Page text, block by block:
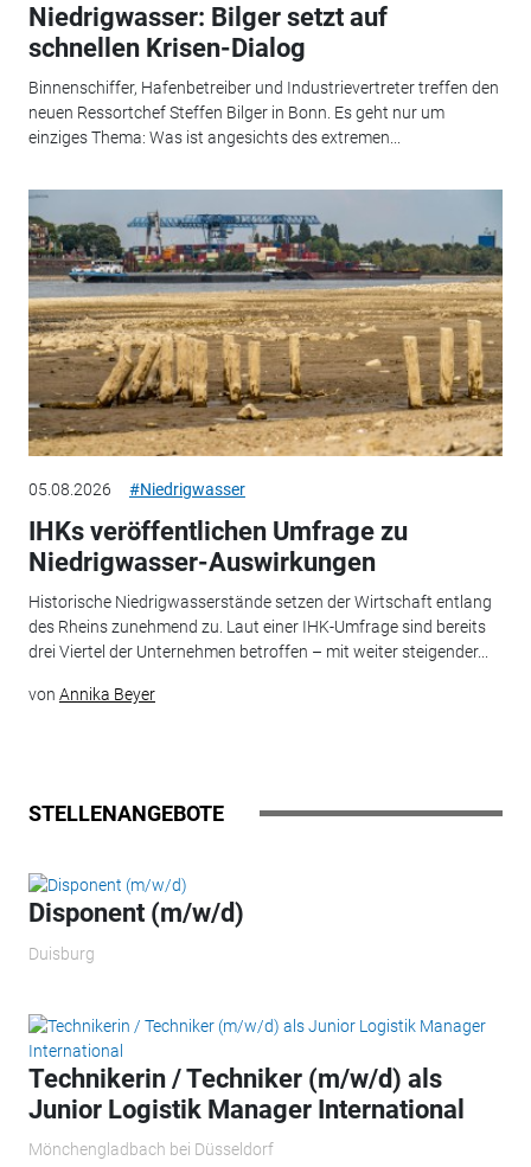
Niedrigwasser: Bilger setzt auf
schnellen Krisen-Dialog
Binnenschiffer, Hafenbetreiber und Industrievertreter treffen den
neuen Ressortchef Steffen Bilger in Bonn. Es geht nur um
einziges Thema: Was ist angesichts des extremen...
05.08.2026 #Niedrigwasser
IHKs veröffentlichen Umfrage zu
Niedrigwasser-Auswirkungen
Historische Niedrigwasserstände setzen der Wirtschaft entlang
des Rheins zunehmend zu. Laut einer IHK-Umfrage sind bereits
drei Viertel der Unternehmen betroffen – mit weiter steigender...
von Annika Beyer
STELLENANGEBOTE
Disponent (m/w/d)
Duisburg
Technikerin / Techniker (m/w/d) als
Junior Logistik Manager International
Mönchengladbach bei Düsseldorf